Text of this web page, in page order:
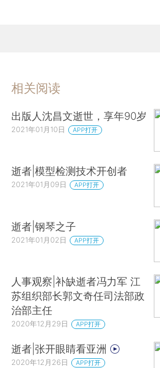
相关阅读
出版人沈昌文逝世，享年90岁
2021年01月10日 APP打开
逝者|模型检测技术开创者
2021年01月09日 APP打开
逝者|钢琴之子
2021年01月02日 APP打开
人事观察|补缺逝者冯力军 江
苏组织部长郭文奇任司法部政
治部主任
2020年12月29日 APP打开
逝者|张开眼睛看亚洲
2020年12月26日 APP打开